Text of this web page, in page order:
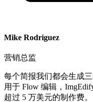
Mike Rodriguez
营销总监
每个简报我们都会生成
用于 Flow 编辑，
超过 5 万美元的制作费。